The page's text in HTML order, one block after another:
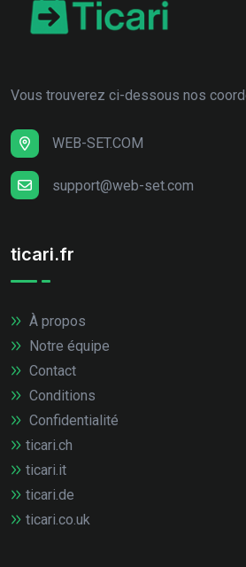
Vous trouverez ci-dessous nos
WEB-SET.COM
support@web-set.com
ticari.fr
À propos
Notre équipe
Contact
Conditions
Confidentialité
ticari.ch
ticari.it
ticari.de
ticari.co.uk